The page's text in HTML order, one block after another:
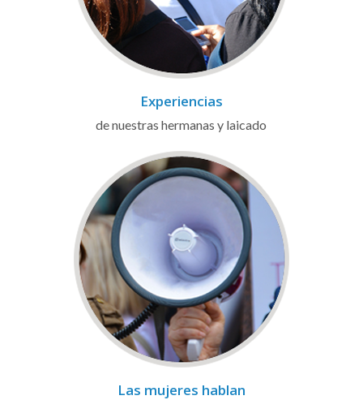
Experiencias
de nuestras hermanas y laicado
Las mujeres hablan